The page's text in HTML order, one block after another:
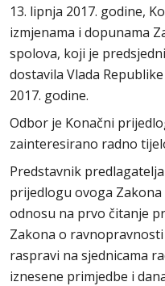
13. lipnja 2017. godine,
izmjenama i dopunama
spolova, koji je
dostavila Vlada
2017. godine.
Odbor je Konačni
zainteresirano radno
Predstavnik
prijedlogu ovoga
odnosu na prvo čitanje
Zakona o
raspravi na sjednicama
iznesene primjedbe i